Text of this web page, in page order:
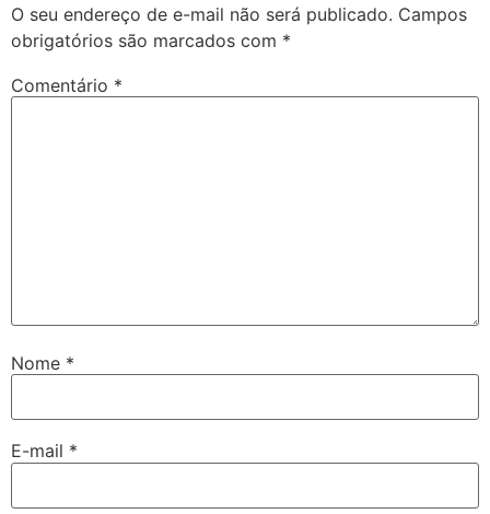
O seu endereço de e-mail não será publicado. Campos
obrigatórios são marcados com *
Comentário *
Nome *
E-mail *